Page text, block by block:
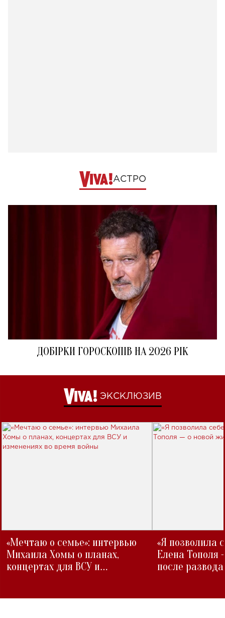
АСТРО
ДОБІРКИ ГОРОСКОПІВ НА 2026 РІК
ЭКСКЛЮЗИВ
«Мечтаю о семье»: интервью
Михаила Хомы о планах,
концертах для ВСУ и
«Я позволила
Елена Тополя
после развода